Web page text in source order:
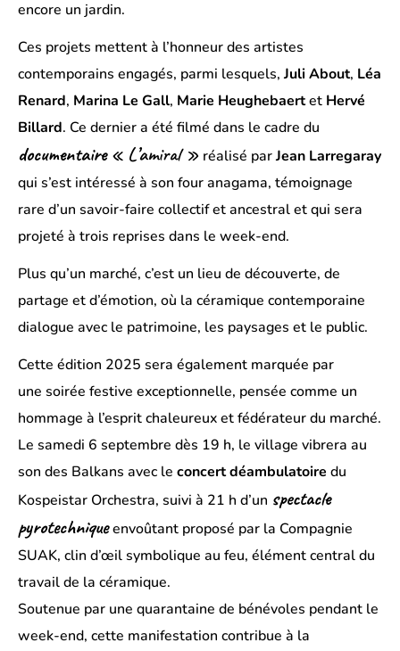
encore un jardin.
Ces projets mettent à l’honneur des artistes
contemporains engagés, parmi lesquels,Juli About, Léa
Renard, Marina Le Gall, Marie Heughebaertet Hervé
Billard. Ce dernier a été filmé dans le cadre du
documentaire« L’amiral » réalisé parJean Larregaray
qui s’est intéressé à son four anagama, témoignage
rare d’un savoir-faire collectif et ancestral et qui sera
projeté à trois reprises dans le week-end.
Plus qu’un marché, c’est un lieu de découverte, de
partage et d’émotion, où la céramique contemporaine
dialogue avec le patrimoine, les paysages et le public.
Cette édition 2025 sera également marquée par
une soirée festive exceptionnelle, pensée comme un
hommage à l’esprit chaleureux et fédérateur du marché.
Le samedi 6 septembre dès 19 h, le village vibrera au
son des Balkans avec le concert déambulatoire du
Kospeistar Orchestra, suivi à 21 h d’un spectacle
pyrotechnique envoûtant proposé par la Compagnie
SUAK, clin d’œil symbolique au feu, élément central du
travail de la céramique.
Soutenue par une quarantaine de bénévoles pendant le
week-end, cette manifestation contribue à la